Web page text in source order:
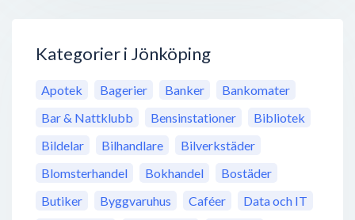
Kategorier i Jönköping
Apotek Bagerier Banker
Bankomater
Bar & Nattklubb
Bensinstationer
Bibliotek
Bildelar
Bilhandlare
Bilverkstäder
Blomsterhandel
Bokhandel
Bostäder
Butiker
Byggvaruhus Caféer
Data och IT